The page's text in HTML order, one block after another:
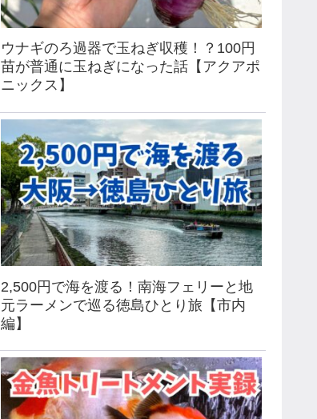
ウナギのろ過器で玉ねぎ収穫！？100円
苗が普通に玉ねぎになった話【アクアポ
ニックス】
2,500円で海を渡る！南海フェリーと地
元ラーメンで巡る徳島ひとり旅【市内
編】